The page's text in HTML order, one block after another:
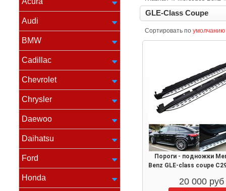
Audi
BMW
Cadillac
Chevrolet
Chrysler
Daewoo
Daihatsu
Ford
Honda
GLE-Class Coupe
Сортировать по умолчанию
Пороги - подножки
Benz GLE-class coupe
20 000 руб